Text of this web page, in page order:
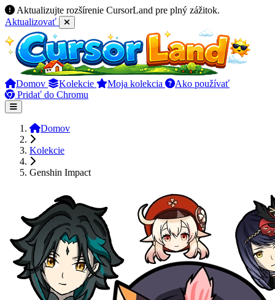
Aktualizujte rozšírenie CursorLand pre plný zážitok.
Aktualizovať
Domov Kolekcie Moja kolekcia
Ako používať
Pridať do Chromu
Domov
Kolekcie
Genshin Impact